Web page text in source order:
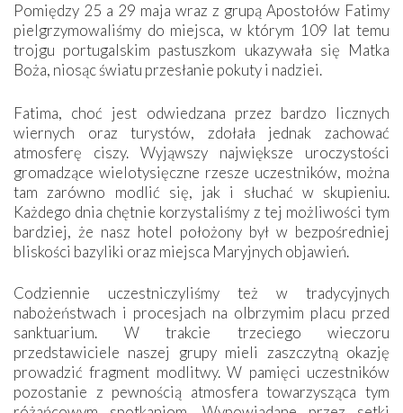
Pomiędzy 25 a 29 maja wraz z grupą Apostołów Fatimy
pielgrzymowaliśmy do miejsca, w którym 109 lat temu
trojgu portugalskim pastuszkom ukazywała się Matka
Boża, niosąc światu przesłanie pokuty i nadziei.
Fatima, choć jest odwiedzana przez bardzo licznych
wiernych oraz turystów, zdołała jednak zachować
atmosferę ciszy. Wyjąwszy największe uroczystości
gromadzące wielotysięczne rzesze uczestników, można
tam zarówno modlić się, jak i słuchać w skupieniu.
Każdego dnia chętnie korzystaliśmy z tej możliwości tym
bardziej, że nasz hotel położony był w bezpośredniej
bliskości bazyliki oraz miejsca Maryjnych objawień.
Codziennie uczestniczyliśmy też w tradycyjnych
nabożeństwach i procesjach na olbrzymim placu przed
sanktuarium. W trakcie trzeciego wieczoru
przedstawiciele naszej grupy mieli zaszczytną okazję
prowadzić fragment modlitwy. W pamięci uczestników
pozostanie z pewnością atmosfera towarzysząca tym